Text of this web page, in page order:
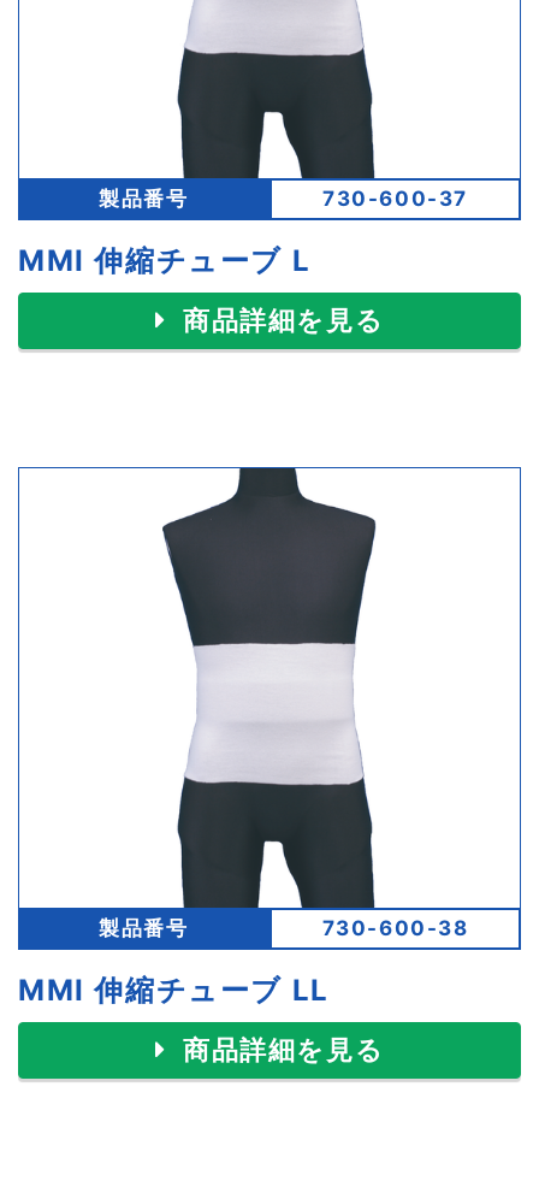
製品番号 730-600-37
MMI 伸縮チューブ L
商品詳細を見る
製品番号 730-600-38
MMI 伸縮チューブ LL
商品詳細を見る